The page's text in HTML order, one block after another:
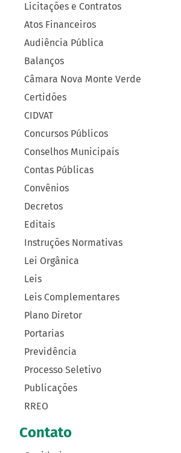
Licitações e Contratos
Atos Financeiros
Audiência Pública
Balanços
Câmara Nova Monte Verde
Certidões
CIDVAT
Concursos Públicos
Conselhos Municipais
Contas Públicas
Convênios
Decretos
Editais
Instruções Normativas
Lei Orgânica
Leis
Leis Complementares
Plano Diretor
Portarias
Previdência
Processo Seletivo
Publicações
RREO
Contato